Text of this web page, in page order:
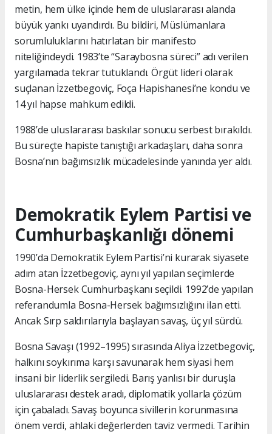
metin, hem ülke içinde hem de uluslararası alanda
büyük yankı uyandırdı. Bu bildiri, Müslümanlara
sorumluluklarını hatırlatan bir manifesto
niteliğindeydi. 1983’te “Saraybosna süreci” adı verilen
yargılamada tekrar tutuklandı. Örgüt lideri olarak
suçlanan İzzetbegoviç, Foça Hapishanesi’ne kondu ve
14 yıl hapse mahkum edildi.
1988’de uluslararası baskılar sonucu serbest bırakıldı.
Bu süreçte hapiste tanıştığı arkadaşları, daha sonra
Bosna’nın bağımsızlık mücadelesinde yanında yer aldı.
Demokratik Eylem Partisi ve
Cumhurbaşkanlığı dönemi
1990’da Demokratik Eylem Partisi’ni kurarak siyasete
adım atan İzzetbegoviç, aynı yıl yapılan seçimlerde
Bosna-Hersek Cumhurbaşkanı seçildi. 1992’de yapılan
referandumla Bosna-Hersek bağımsızlığını ilan etti.
Ancak Sırp saldırılarıyla başlayan savaş, üç yıl sürdü.
Bosna Savaşı (1992–1995) sırasında Aliya İzzetbegoviç,
halkını soykırıma karşı savunarak hem siyasi hem
insani bir liderlik sergiledi. Barış yanlısı bir duruşla
uluslararası destek aradı, diplomatik yollarla çözüm
için çabaladı. Savaş boyunca sivillerin korunmasına
önem verdi, ahlaki değerlerden taviz vermedi. Tarihin